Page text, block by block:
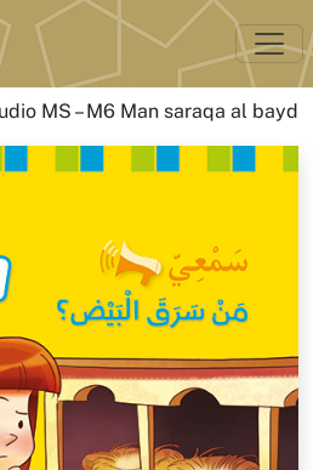
MS – M6 Man saraqa al bayd